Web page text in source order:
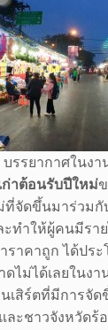
บรรยากาศในงา
ก่าต้อนรับปีใหม่
ที่จัดขึ้นมาร่วมกั
ทำให้ผู้คนมีราย
ราคาถูก ได้ปร
ดไม่ได้เลยในง
เสิร์ตที่มีการจัด
ละชาวจังหวัดร้